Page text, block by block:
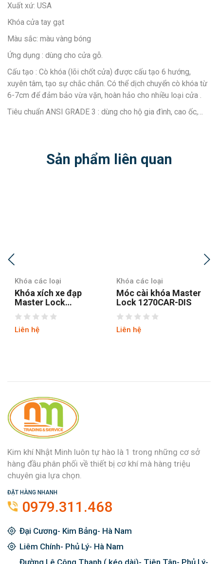
Xuất xứ: USA
Khóa cửa tay gạt
Màu sắc: màu vàng bóng
Ứng dụng : dùng cho cửa gỗ.
Cấu tạo : Cò khóa (lõi chốt cửa) được cấu tạo 6 hướng,
xuyên tâm, tạo sự chắc chắn. Có thể dịch chuyển cò khóa từ
6-7cm để đảm bảo vừa vặn, hoàn hảo cho nhiều loại cửa .
Tiêu chuẩn ANSI GRADE 3 : dùng cho hộ gia đình, cao ốc,…
Sản phẩm liên quan
Khóa các loại
Móc cài khóa Master
Lock 1270CAR-DIS
Liên hệ
Khóa các loại
Khóa vali TSA Master
Lock 4681EURTBLR
Liên hệ
Kim khí Nhật Minh luôn tự hào là 1 trong những cơ sở
hàng đầu phân phối về thiết bị cơ khí mà hàng triệu
chuyên gia lựa chọn.
ĐẶT HÀNG NHANH
0979.311.468
Đại Cương- Kim Bảng- Hà Nam
Liêm Chính- Phủ Lý- Hà Nam
Đường Lê Công Thanh ( kéo dài)- Tiên Tân- Phủ Lý-